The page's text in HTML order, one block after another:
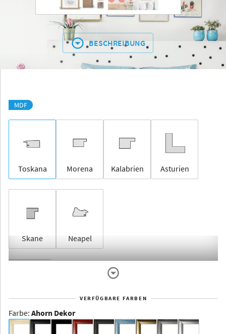
BESCHREIBUNG
MDF
Toskana Morena Kalabrien Asturien
Skane Neapel
Dakota -
VERFÜGBARE FARBEN
Farbe: Ahorn Dekor